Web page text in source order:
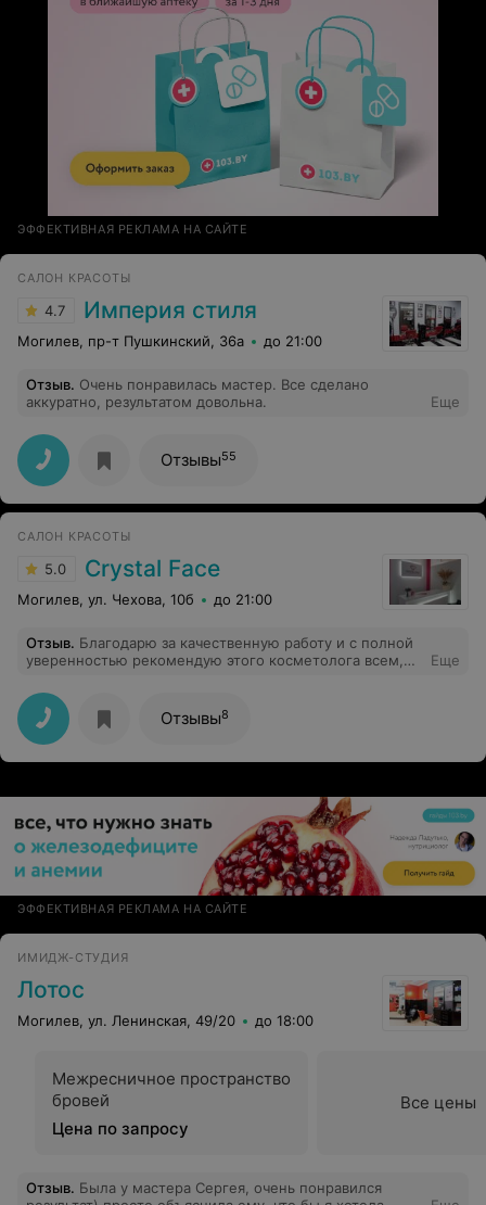
ЭФФЕКТИВНАЯ РЕКЛАМА НА САЙТЕ
САЛОН КРАСОТЫ
4.7 Империя стиля
Могилев, пр-т Пушкинский, 36а до 21:00
Отзыв. Очень понравилась мастер. Все сделано
аккуратно, результатом довольна.
Еще
Отзывы55
САЛОН КРАСОТЫ
5.0 Crystal Face
Могилев, ул. Чехова, 10б до 21:00
Отзыв. Благодарю за качественную работу и с полной
уверенностью рекомендую этого косметолога всем,
Еще
Отзывы8
ЭФФЕКТИВНАЯ РЕКЛАМА НА САЙТЕ
ИМИДЖ-СТУДИЯ
Лотос
Могилев, ул. Ленинская, 49/20 до 18:00
Межресничное пространство
бровей
Цена по запросу
Все цены
Отзыв. Была у мастера Сергея, очень понравился